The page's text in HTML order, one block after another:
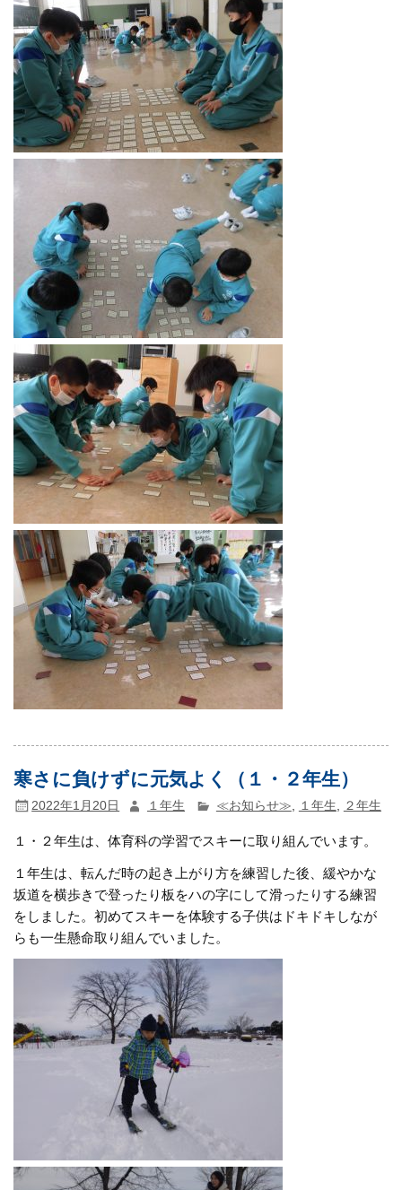
寒さに負けずに元気よく（１・２年生）
2022年1月20日 １年生 ≪お知らせ≫ １年生 ２年生
１・２年生は、体育科の学習でスキーに取り組んでいます。
１年生は、転んだ時の起き上がり方を練習した後、緩やかな
坂道を横歩きで登ったり板をハの字にして滑ったりする練習
をしました。初めてスキーを体験する子供はドキドキしなが
らも一生懸命取り組んでいました。